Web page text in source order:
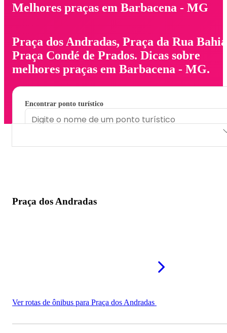
Melhores praças em Barbacena - MG
Praça dos Andradas, Praça da Rua
Praça Condé de Prados. Dicas sobre
melhores praças em Barbacena - MG.
Encontrar ponto turístico
Praça dos Andradas
Ver rotas de ônibus para Praça dos Andradas